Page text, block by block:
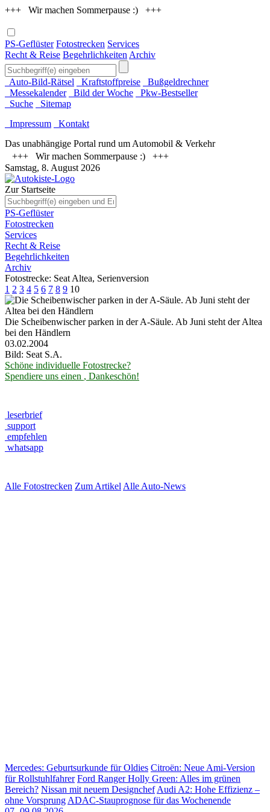
+++ Wir machen Sommerpause :) +++
PS-Geflüster Fotostrecken Services
Recht & Reise Begehrlichkeiten Archiv
Auto-Bild-Rätsel Kraftstoffpreise
Bußgeldrechner
Messekalender
Bild der Woche
Pkw-Bestseller
Suche
Sitemap
Impressum
Kontakt
Das unabhängige Portal rund um Automobil & Verkehr
+++ Wir machen Sommerpause :) +++
Samstag, 8. August 2026
Zur Startseite
PS-Geflüster
Fotostrecken
Services
Recht & Reise
Begehrlichkeiten
Archiv
Fotostrecke: Seat Altea, Serienversion
1 2 3 4 5 6 7 8 9 10
Die Scheibenwischer parken in der A-Säule. Ab Juni steht der Altea
bei den Händlern
03.02.2004
Bild: Seat S.A.
Schöne individuelle Fotostrecke?
Spendiere uns einen , Dankeschön!
leserbrief
support
empfehlen
whatsapp
Alle Fotostrecken Zum Artikel Alle Auto-News
Mercedes: Geburtsurkunde für Oldies Citroën: Neue Ami-Version
für Rollstuhlfahrer Ford Ranger Holly Green: Alles im grünen
Bereich? Nissan mit neuem Designchef Audi A2: Hohe Effizienz –
ohne Vorsprung ADAC-Stauprognose für das Wochenende